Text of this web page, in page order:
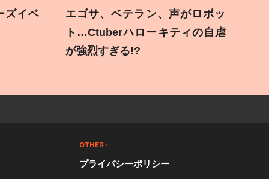
ズイベ
エゴサ、ベテラン、声がロボッ
ト…Ctuberハローキティの自虐
が強烈すぎる!?
OTHER :
プライバシーポリシー